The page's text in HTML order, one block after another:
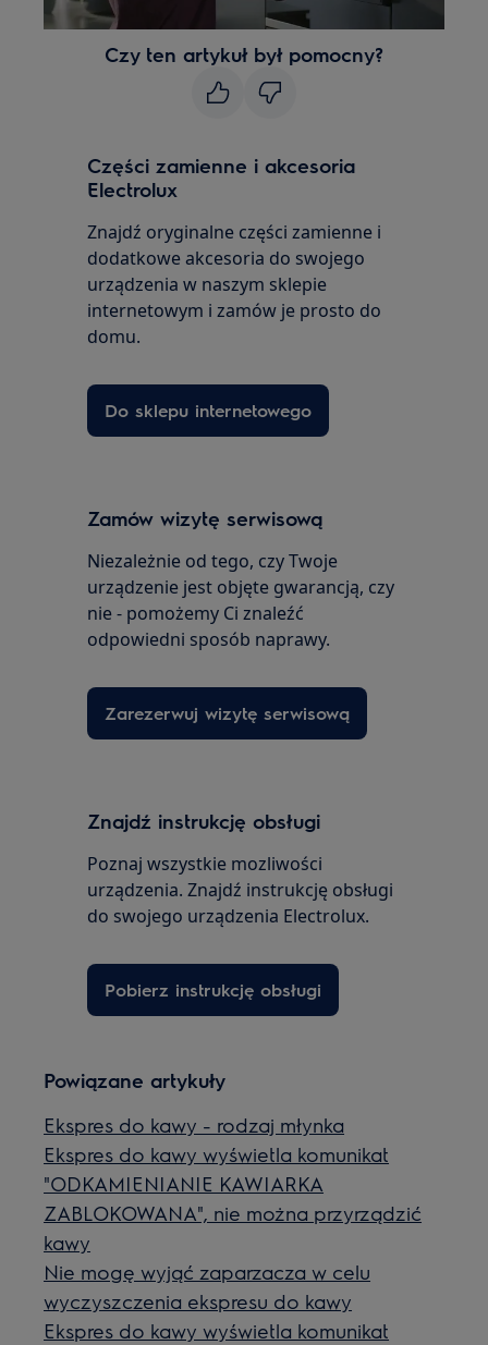
Czy ten artykuł był pomocny?
Części zamienne i akcesoria
Electrolux
Znajdź oryginalne części zamienne i
dodatkowe akcesoria do swojego
urządzenia w naszym sklepie
internetowym i zamów je prosto do
domu.
Do sklepu internetowego
Zamów wizytę serwisową
Niezależnie od tego, czy Twoje
urządzenie jest objęte gwarancją, czy
nie - pomożemy Ci znaleźć
odpowiedni sposób naprawy.
Zarezerwuj wizytę serwisową
Znajdź instrukcję obsługi
Poznaj wszystkie mozliwości
urządzenia. Znajdź instrukcję obsługi
do swojego urządzenia Electrolux.
Pobierz instrukcję obsługi
Powiązane artykuły
Ekspres do kawy - rodzaj młynka
Ekspres do kawy wyświetla komunikat
"ODKAMIENIANIE KAWIARKA
ZABLOKOWANA", nie można przyrządzić
kawy
Nie mogę wyjąć zaparzacza w celu
wyczyszczenia ekspresu do kawy
Ekspres do kawy wyświetla komunikat